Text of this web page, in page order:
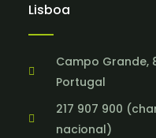
Lisboa
Campo Grande,
Portugal
217 907 900
nacional)